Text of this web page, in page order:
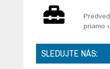
priamo
SLEDUJTE NÁS: